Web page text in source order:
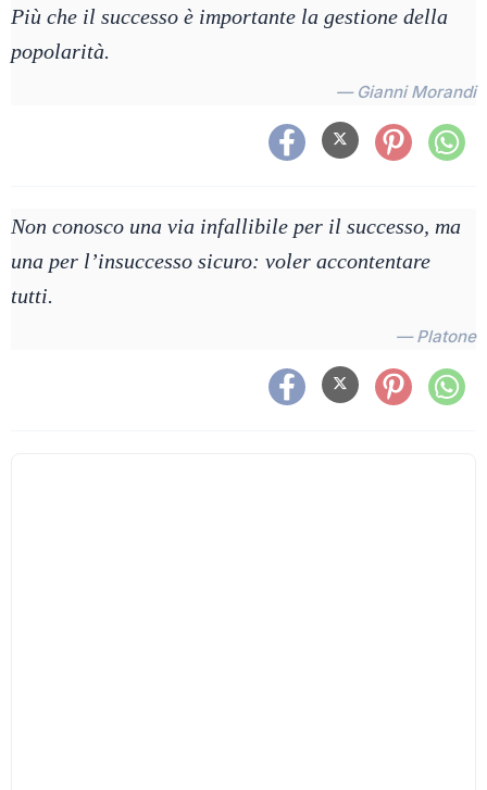
Più che il successo è importante la gestione della
popolarità.
— Gianni Morandi
Non conosco una via infallibile per il successo, ma
una per l’insuccesso sicuro: voler accontentare
tutti.
— Platone